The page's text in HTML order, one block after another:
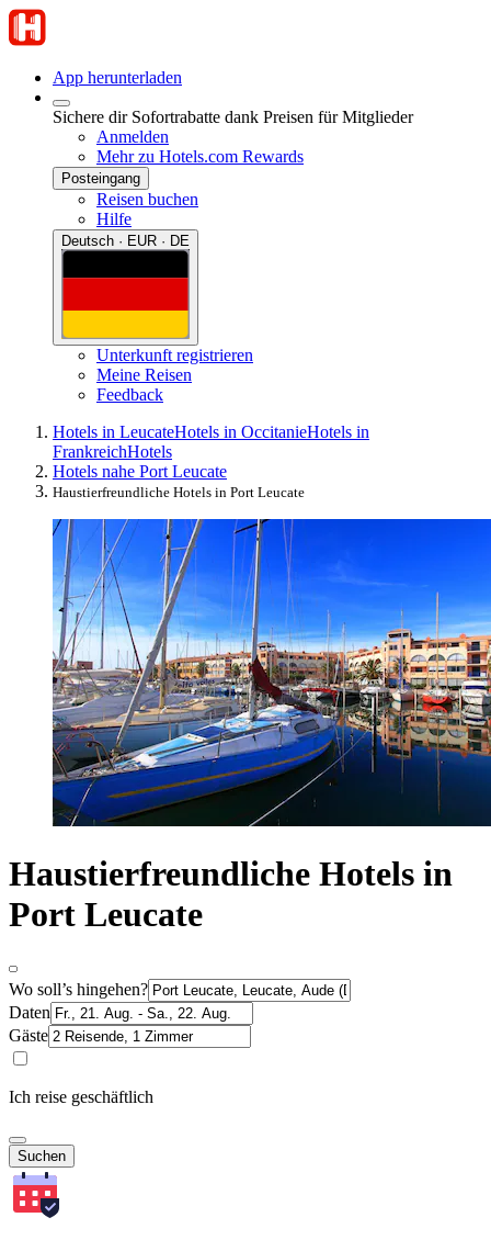
App herunterladen
Sichere dir Sofortrabatte dank Preisen für Mitglieder
Anmelden
Mehr zu Hotels.com Rewards
Posteingang
Reisen buchen
Hilfe
Deutsch · EUR · DE
Unterkunft registrieren
Meine Reisen
Feedback
Hotels in LeucateHotels in OccitanieHotels in
FrankreichHotels
Hotels nahe Port Leucate
Haustierfreundliche Hotels in Port Leucate
Haustierfreundliche Hotels in
Port Leucate
Wo soll’s hingehen?
Daten
Gäste
Ich reise geschäftlich
Suchen